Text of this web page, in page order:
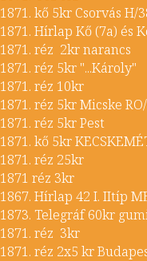
1871. kő 5kr
1871. Hírlap Kő (7a)
1871. réz 2kr
1871. réz 5kr
1871. réz
1871. réz 5kr
1871. réz 5kr
1871. kő 5kr
1871. réz
1871 réz 3kr
1867. Hírlap 42 I.
1873. Telegráf 60kr
1871. réz 3kr
1871. réz 2x5 kr